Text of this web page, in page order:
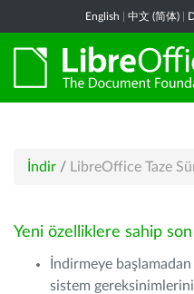
English 中文 (简体)
İndir / LibreOffice Taze
Yeni özelliklere sahip
İndirmeye
sistem